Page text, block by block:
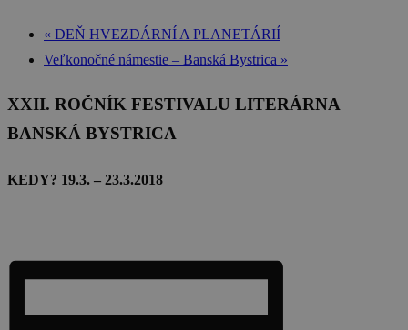
« DEŇ HVEZDÁRNÍ A PLANETÁRIÍ
Veľkonočné námestie – Banská Bystrica »
XXII. ROČNÍK FESTIVALU LITERÁRNA
BANSKÁ BYSTRICA
KEDY? 19.3. – 23.3.2018